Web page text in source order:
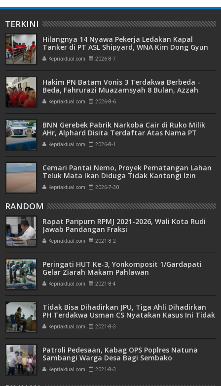
TERKINI
Hilangnya 14 Nyawa Pekerja Ledakan Kapal
Tanker di PT ASL Shipyard, WNA Kim Dong Gyun
Hanya Dituntut 1 Tahun 6 Bulan
Kepriaktual.com 2026-8-7
Hakim PN Batam Vonis 3 Terdakwa Berbeda -
Beda, Fahrurazi Muazamsyah 8 Bulan, Azzah
Azzurah dan Risma Divonis 2 Tahun 6 Bulan
Kepriaktual.com 2026-8-6
BNN Gerebek Pabrik Narkoba Cair di Ruko Milik
AHr, Alphard Disita Terdaftar Atas Nama PT
Mitra Usaha Properti
Kepriaktual.com 2026-8-1
Cemari Pantai Nemo, Proyek Pematangan Lahan
Teluk Mata Ikan Diduga Tidak Kantongi Izin
Amdal
Kepriaktual.com 2026-7-30
RANDOM
Rapat Paripurn RPMJ 2021-2026, Wali Kota Rudi
Jawab Pandangan Fraksi
Kepriaktual.com 2021-8-2
Peringati HUT Ke-3, Yonkomposit 1/Gardapati
Gelar Ziarah Makam Pahlawan
Kepriaktual.com 2021-8-4
Tidak Bisa Dihadirkan JPU, Tiga Ahli Dihadirkan
PH Terdakwa Usman CS Nyatakan Kasus Ini Tidak
Terpenuhi Unsur
Kepriaktual.com 2021-8-3
Patroli Pedesaan, Kabag OPS Poplres Natuna
Sambangi Warga Desa Bagi Sembako
Kepriaktual.com 2021-8-3